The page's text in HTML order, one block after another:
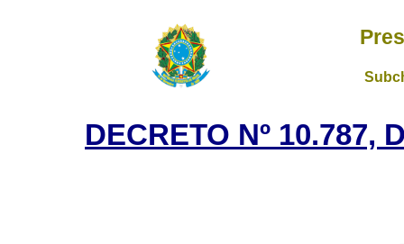
DECRETO Nº 10.787,